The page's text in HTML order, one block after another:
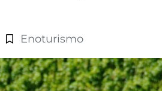
Enoturismo